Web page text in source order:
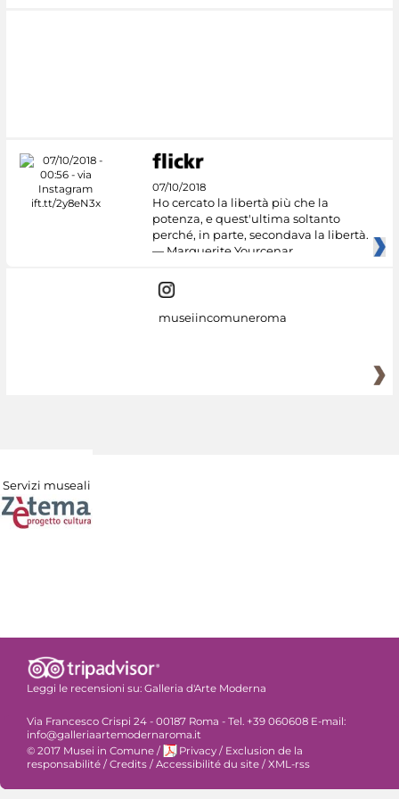
07/10/2018
Ho cercato la libertà più che la
potenza, e quest'ultima soltanto
perché, in parte, secondava la libertà.
— Marguerite Yourcenar
museiincomuneroma
Servizi museali
Leggi le recensioni su: Galleria d'Arte Moderna
Via Francesco Crispi 24 - 00187 Roma - Tel. +39 060608 E-mail:
info@galleriaartemodernaroma.it
© 2017 Musei in Comune / Privacy / Exclusion de la
responsabilité / Credits / Accessibilité du site / XML-rss